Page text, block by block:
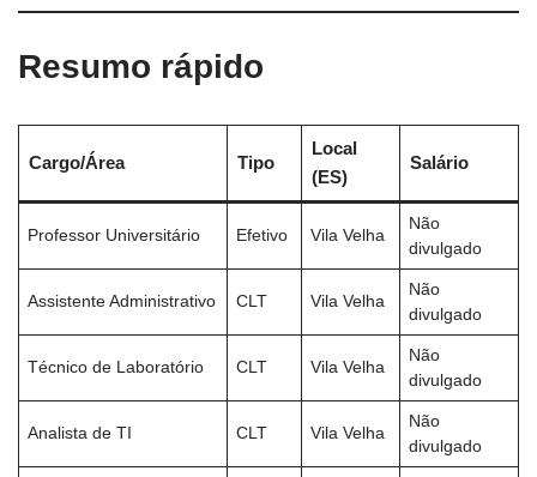
Resumo rápido
Cargo/Área Tipo
Local
(ES)
Salário
Professor Universitário Efetivo Vila Velha
Não
divulgado
Assistente Administrativo CLT Vila Velha
Não
divulgado
Técnico de Laboratório CLT Vila Velha
Não
divulgado
Analista de TI CLT Vila Velha
Não
divulgado